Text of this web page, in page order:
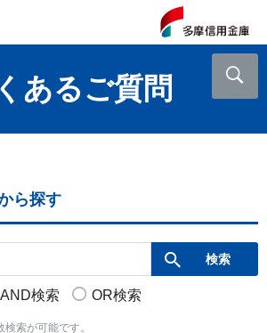
あるご質問
ら探す
AND検索 OR検索
索が可能です。